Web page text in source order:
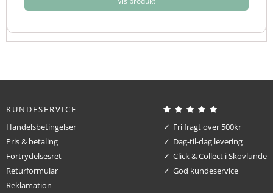
KUNDESERVICE
Handelsbetingelser
Pris & betaling
Fortrydelsesret
Returformular
Reklamation
Fri fragt over 500kr
Dag-til-dag levering
Click & Collect i Skovlunde
God kundeservice